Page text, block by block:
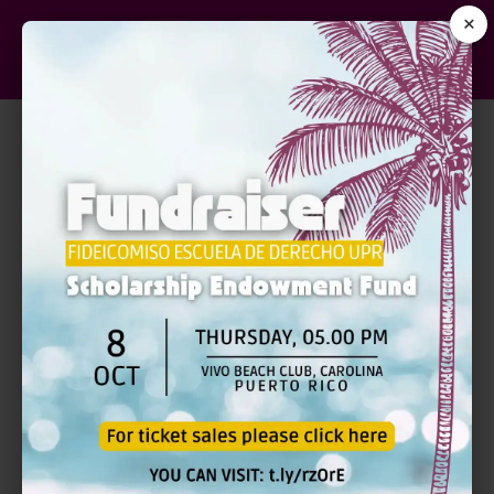
×
DESARROLLO DEL LIBRO DE